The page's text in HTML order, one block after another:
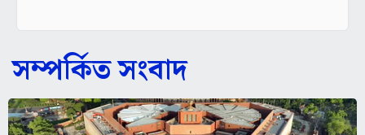
সম্পর্কিত সংবাদ